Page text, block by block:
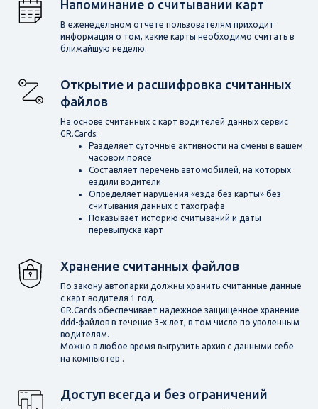
Напоминание о считывании карт
В еженедельном отчете пользователям приходит
информация о том, какие карты необходимо считать в
ближайшую неделю.
Открытие и расшифровка считанных
файлов
На основе считанных с карт водителей данных сервис
GR.Cards:
Разделяет суточные активности на смены в вашем
часовом поясе
Составляет перечень автомобилей, на которых
ездили водители
Определяет нарушения «езда без карты» без
считывания данных с тахографа
Показывает историю считываний и даты
перевыпуска карт
Хранение считанных файлов
По закону автопарки должны хранить считанные данные
с карт водителя 1 год.
GR.Cards обеспечивает надежное защищенное хранение
ddd-файлов в течение 3-х лет, в том числе по уволенным
водителям.
Можно в любое время выгрузить архив с данными себе
на компьютер .
Доступ всегда и без ограничений